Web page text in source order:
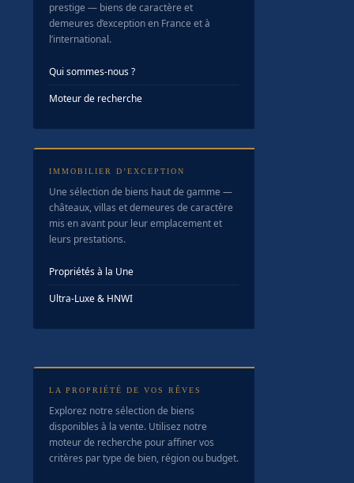
prestige — biens de caractère et
demeures d’exception en France et à
l’international.
Qui sommes-nous ?
Moteur de recherche
IMMOBILIER D’EXCEPTION
Une sélection de biens haut de gamme —
châteaux, villas et demeures de caractère
mis en avant pour leur emplacement et
leurs prestations.
Propriétés à la Une
Ultra-Luxe & HNWI
LA PROPRIÉTÉ DE VOS RÊVES
Explorez notre sélection de biens
disponibles à la vente. Utilisez notre
moteur de recherche pour affiner vos
critères par type de bien, région ou budget.